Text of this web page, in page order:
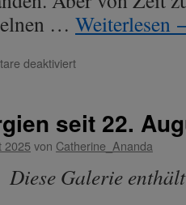
… Weiterlesen
deaktiviertfür
06.
März
seit 22.
2025 von Catherine_Ananda
Diese Galerie